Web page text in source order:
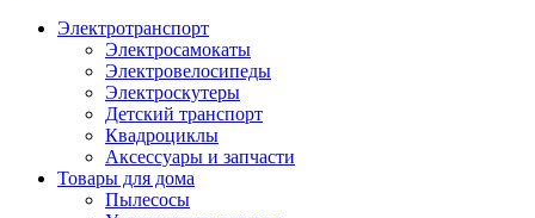
Электротранспорт
Электросамокаты
Электровелосипеды
Электроскутеры
Детский транспорт
Квадроциклы
Аксессуары и запчасти
Товары для дома
Пылесосы